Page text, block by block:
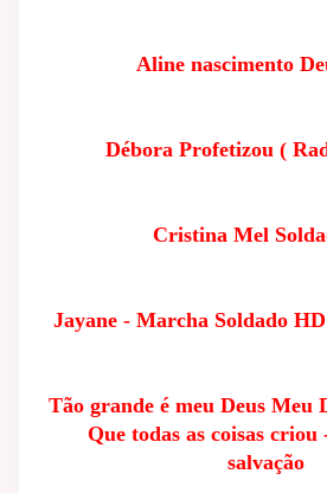
Aline nascimento
Débora Profetizou (
Cristina Mel
Jayane - Marcha Soldado
Tão grande é meu Deus Meu
Que todas as coisas criou
salvação